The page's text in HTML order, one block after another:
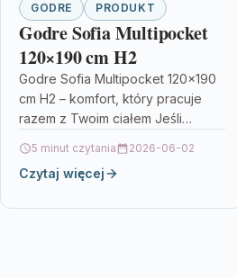
GODRE PRODUKT
Godre Sofia Multipocket
120×190 cm H2
Godre Sofia Multipocket 120×190
cm H2 – komfort, który pracuje
razem z Twoim ciałem Jeśli
sprężynowy komfort z
dopasowaniem pianki…
5 minut czytania 2026-06-02
Czytaj więcej